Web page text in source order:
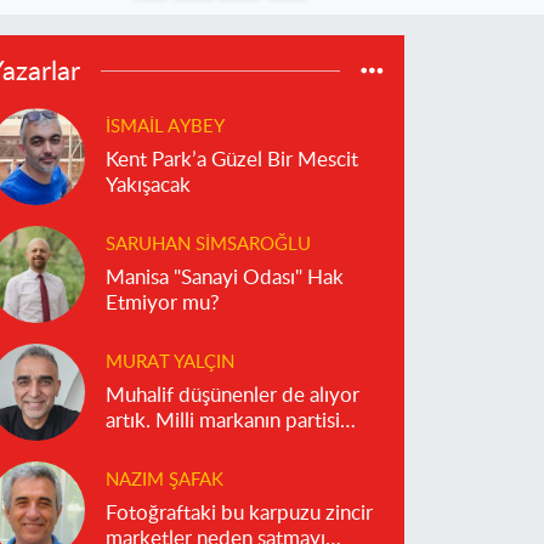
İSMAIL AYBEY
Kent Park’a Güzel Bir Mescit
Yakışacak
SARUHAN SIMSAROĞLU
Manisa "Sanayi Odası" Hak
Etmiyor mu?
MURAT YALÇIN
Muhalif düşünenler de alıyor
artık. Milli markanın partisi
NAZIM ŞAFAK
Fotoğraftaki bu karpuzu zincir
marketler neden satmayı